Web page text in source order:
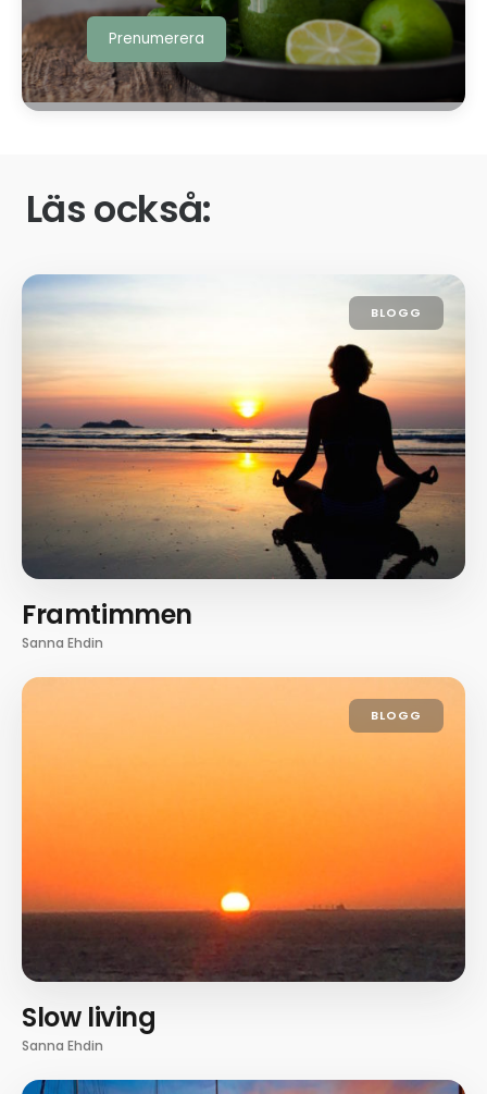
Läs också:
BLOGG
Framtimmen
Sanna Ehdin
BLOGG
Slow living
Sanna Ehdin